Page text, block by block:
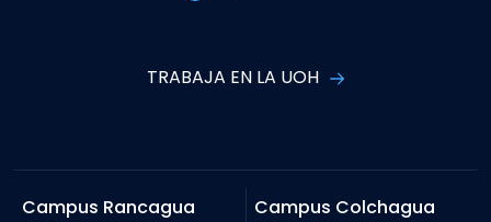
TRABAJA EN LA UOH
Campus Rancagua
Campus Colchagua